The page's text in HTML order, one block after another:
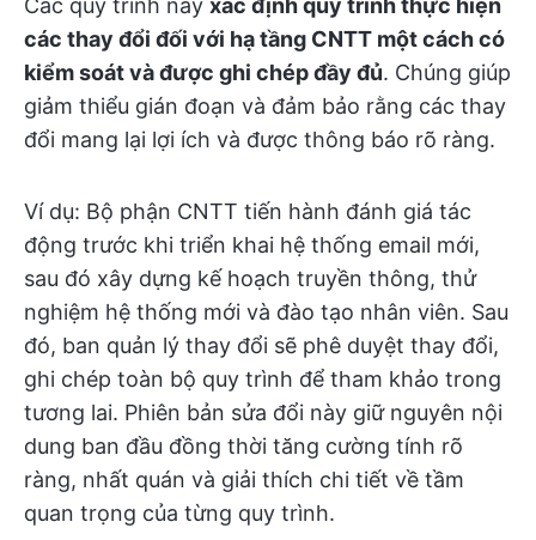
Các quy trình này xác định quy trình thực hiện
các thay đổi đối với hạ tầng CNTT một cách có
kiểm soát và được ghi chép đầy đủ. Chúng giúp
giảm thiểu gián đoạn và đảm bảo rằng các thay
đổi mang lại lợi ích và được thông báo rõ ràng.
Ví dụ: Bộ phận CNTT tiến hành đánh giá tác
động trước khi triển khai hệ thống email mới,
sau đó xây dựng kế hoạch truyền thông, thử
nghiệm hệ thống mới và đào tạo nhân viên. Sau
đó, ban quản lý thay đổi sẽ phê duyệt thay đổi,
ghi chép toàn bộ quy trình để tham khảo trong
tương lai. Phiên bản sửa đổi này giữ nguyên nội
dung ban đầu đồng thời tăng cường tính rõ
ràng, nhất quán và giải thích chi tiết về tầm
quan trọng của từng quy trình.